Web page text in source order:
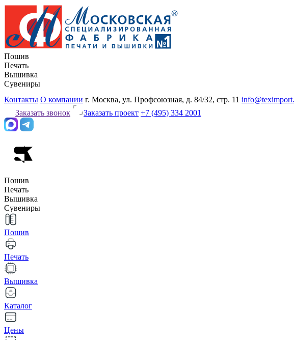
Пошив
Печать
Вышивка
Сувениры
Контакты О компании г. Москва, ул. Профсоюзная, д. 84/32, стр. 11
Заказать звонок
Заказать проект +7 (495) 334 2001
Пошив
Печать
Вышивка
Сувениры
Пошив
Печать
Вышивка
Каталог
Цены